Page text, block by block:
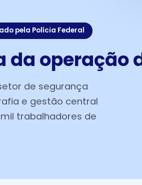
pela Polícia Federal
operação
de segurança
e gestão central
trabalhadores de